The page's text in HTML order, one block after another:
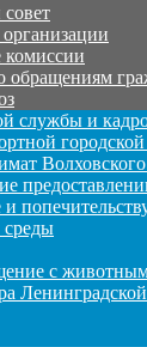
обращениям
службы и
с